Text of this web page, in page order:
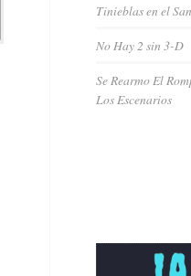
Tinieblas en el
No Hay 2 sin 3-D
Se Rearmo El
Los Escenarios